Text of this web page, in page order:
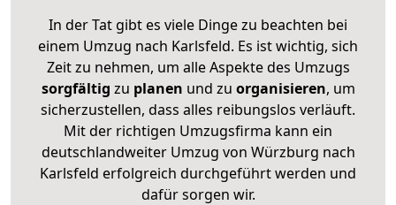
In der Tat gibt es viele Dinge zu beachten bei
einem Umzug nach Karlsfeld. Es ist wichtig, sich
Zeit zu nehmen, um alle Aspekte des Umzugs
sorgfältig zu planen und zu organisieren, um
sicherzustellen, dass alles reibungslos verläuft.
Mit der richtigen Umzugsfirma kann ein
deutschlandweiter Umzug von Würzburg nach
Karlsfeld erfolgreich durchgeführt werden und
dafür sorgen wir.